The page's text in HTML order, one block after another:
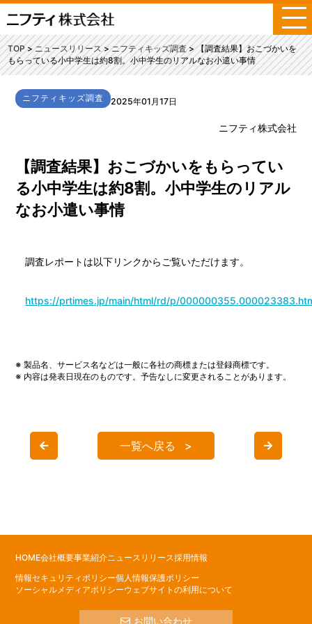
メ
ニ
ュ
ー
TOP ニュースリリース ニフティキッズ調査
【調査結果】おこづかいを
もらっている小中学生は約8割。小中学生のリアルなお小遣い事情
ニフティキッズ調査 2025年01月17日
ニフティ株式会社
【調査結果】おこづかいをもらってい
る小中学生は約8割。小中学生のリアル
なお小遣い事情
調査レポートは以下リンクからご覧いただけます。
https://prtimes.jp/main/html/rd/p/
※ 製品名、サービス名などは一般に各社の商標または登録商標です。
※ 内容は発表日現在のものです。予告なしに変更されることがあります。
一覧へ戻る
HOME会社概要事業紹介ニュースリリース採用情報
情報セキュリティポリシー個人情報保護ポリシー
ソーシャルメディアポリシーウェブサイトの利用について
お問い合わせ